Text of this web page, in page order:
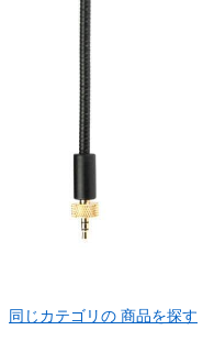
同じカテゴリの 商品を探す